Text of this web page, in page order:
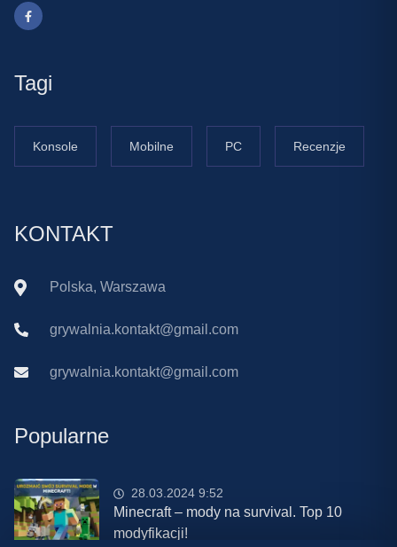
Tagi
Konsole Mobilne PC Recenzje
KONTAKT
Polska, Warszawa
grywalnia.kontakt@gmail.com
grywalnia.kontakt@gmail.com
Popularne
28.03.2024 9:52
Minecraft – mody na survival. Top 10
modyfikacji!